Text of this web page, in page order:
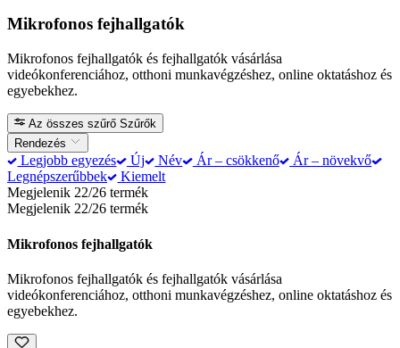
Mikrofonos fejhallgatók
Mikrofonos fejhallgatók és fejhallgatók vásárlása
videókonferenciához, otthoni munkavégzéshez, online oktatáshoz és
egyebekhez.
Az összes szűrő Szűrők
Rendezés
Legjobb egyezés Új Név Ár – csökkenő
Ár – növekvő
Legnépszerűbbek
Kiemelt
Megjelenik 22/26 termék
Megjelenik 22/26 termék
Mikrofonos fejhallgatók
Mikrofonos fejhallgatók és fejhallgatók vásárlása
videókonferenciához, otthoni munkavégzéshez, online oktatáshoz és
egyebekhez.